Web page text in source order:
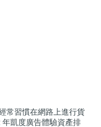
常習慣在網路上進行貨
凱度廣告體驗資產排